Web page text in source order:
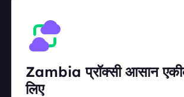
Zambia प्रॉक्सी आसान
लिए